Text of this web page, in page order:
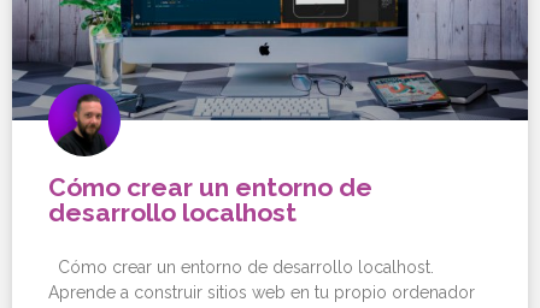
Cómo crear un entorno de
desarrollo localhost
Cómo crear un entorno de desarrollo localhost.
Aprende a construir sitios web en tu propio ordenador